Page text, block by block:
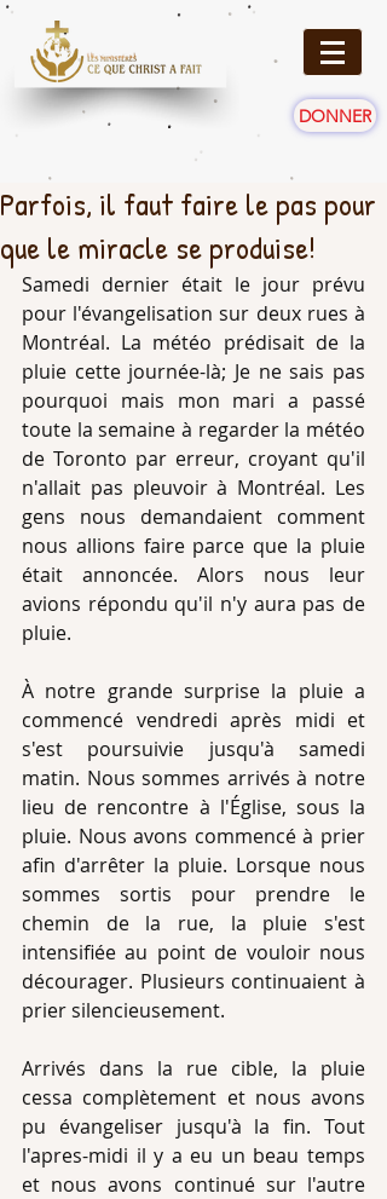
DONNER
Parfois, il faut faire le pas pour
que le miracle se produise!
Samedi dernier était le jour prévu
pour l'évangelisation sur deux rues à
Montréal. La météo prédisait de la
pluie cette journée-là; Je ne sais pas
pourquoi mais mon mari a passé
toute la semaine à regarder la météo
de Toronto par erreur, croyant qu'il
n'allait pas pleuvoir à Montréal. Les
gens nous demandaient comment
nous allions faire parce que la pluie
était annoncée. Alors nous leur
avions répondu qu'il n'y aura pas de
pluie.
À notre grande surprise la pluie a
commencé vendredi après midi et
s'est poursuivie jusqu'à samedi
matin. Nous sommes arrivés à notre
lieu de rencontre à l'Église, sous la
pluie. Nous avons commencé à prier
afin d'arrêter la pluie. Lorsque nous
sommes sortis pour prendre le
chemin de la rue, la pluie s'est
intensifiée au point de vouloir nous
décourager. Plusieurs continuaient à
prier silencieusement.
Arrivés dans la rue cible, la pluie
cessa complètement et nous avons
pu évangeliser jusqu'à la fin. Tout
l'apres-midi il y a eu un beau temps
et nous avons continué sur l'autre